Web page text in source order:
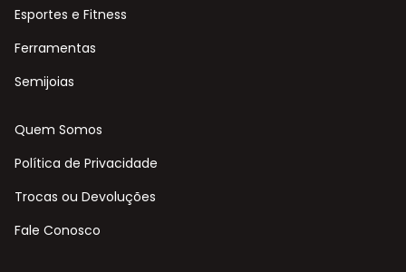
Esportes e Fitness
Ferramentas
Semijoias
Quem Somos
Política de Privacidade
Trocas ou Devoluções
Fale Conosco